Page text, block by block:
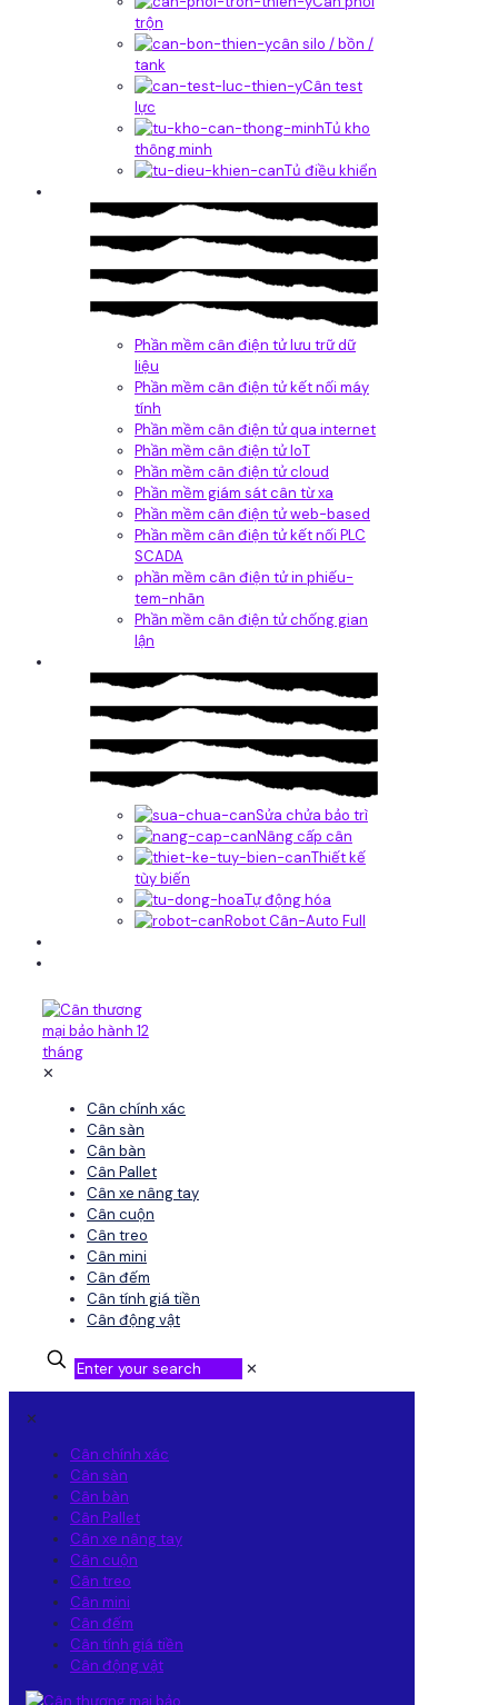
trộn
cân silo / bồn /
tank
Cân test
lực
Tủ kho
thông minh
Tủ điều khiển
Phần mềm cân điện tử lưu trữ dữ
liệu
Phần mềm cân điện tử kết nối máy
tính
Phần mềm cân điện tử qua internet
Phần mềm cân điện tử IoT
Phần mềm cân điện tử cloud
Phần mềm giám sát cân từ xa
Phần mềm cân điện tử web-based
Phần mềm cân điện tử kết nối PLC
SCADA
phần mềm cân điện tử in phiếu-
tem-nhãn
Phần mềm cân điện tử chống gian
lận
Sửa chửa bảo trì
Nâng cấp cân
Thiết kế
tùy biến
Tự động hóa
Robot Cân-Auto Full
✕
Cân chính xác
Cân sàn
Cân bàn
Cân Pallet
Cân xe nâng tay
Cân cuộn
Cân treo
Cân mini
Cân đếm
Cân tính giá tiền
Cân động vật
✕
✕
Cân chính xác
Cân sàn
Cân bàn
Cân Pallet
Cân xe nâng tay
Cân cuộn
Cân treo
Cân mini
Cân đếm
Cân tính giá tiền
Cân động vật